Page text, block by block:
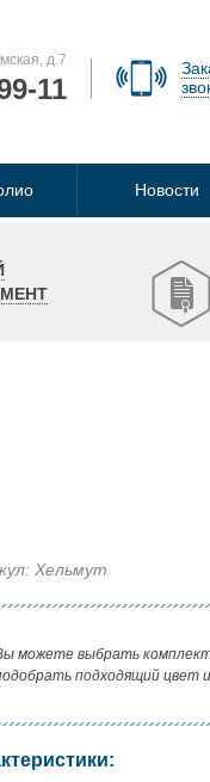
д.7
11
Новости
Хельмут
можете выбрать
подходящий цвет